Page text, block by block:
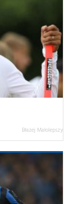
Błażej Małolepszy